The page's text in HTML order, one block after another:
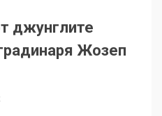
джунглите
Жозеп